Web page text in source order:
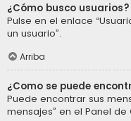
¿Cómo busco usuarios?
Pulse en el enlace
un usuario”.
Arriba
¿Como se puede
Puede encontrar sus
mensajes” en el Panel